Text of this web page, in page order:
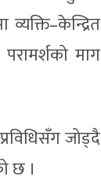
माग
जोड्दै
छ ।